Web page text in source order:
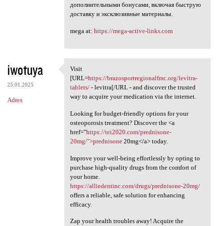
дополнительными бонусами, включая быструю
доставку и эксклюзивные материалы.
mega at: https://mega-active-links.com
iwotuya
25.01.2025
Adres
Visit [URL=https:/
Visit
[URL=https://brazosportregionalfmc.org/levitra-
tablets/- levitra[/URL - and discover the trusted
way to acquire your medication via the internet.
Looking for budget-friendly options for your
osteoporosis treatment? Discover the <a
href="https://tei2020.com/prednisone-
20mg/">prednisone20mg</a> today.
Improve your well-being effortlessly by opting to
purchase high-quality drugs from the comfort of
your home.
https://alliedentinc.com/drugs/prednisone-20mg/
offers a reliable, safe solution for enhancing
efficacy.
Zap your health troubles away! Acquire the